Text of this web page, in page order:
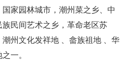
家园林城市，潮州菜之乡、中
民间艺术之乡，革命老区苏
州文化发祥地 、畲族祖地 、华
一。